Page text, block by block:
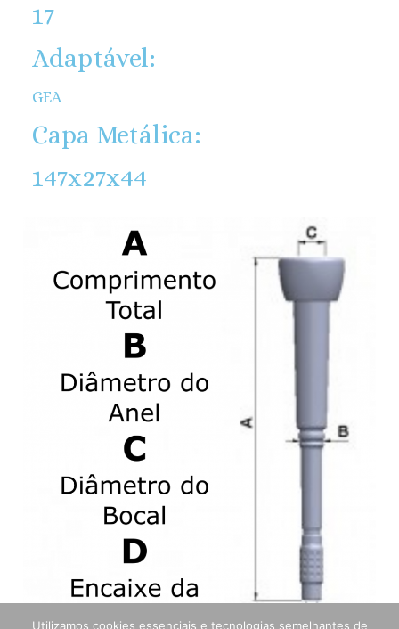
17
Adaptável:
GEA
Capa Metálica:
147x27x44
Utilizamos cookies essenciais e tecnologias semelhantes de